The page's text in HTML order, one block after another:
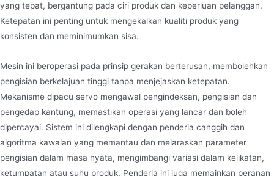
yang tepat, bergantung pada ciri produk dan keperluan pelanggan.
Ketepatan ini penting untuk mengekalkan kualiti produk yang
konsisten dan meminimumkan sisa.
Mesin ini beroperasi pada prinsip gerakan berterusan, membolehkan
pengisian berkelajuan tinggi tanpa menjejaskan ketepatan.
Mekanisme dipacu servo mengawal pengindeksan, pengisian dan
pengedap kantung, memastikan operasi yang lancar dan boleh
dipercayai. Sistem ini dilengkapi dengan penderia canggih dan
algoritma kawalan yang memantau dan melaraskan parameter
pengisian dalam masa nyata, mengimbangi variasi dalam kelikatan,
ketumpatan atau suhu produk. Penderia ini juga memainkan peranan